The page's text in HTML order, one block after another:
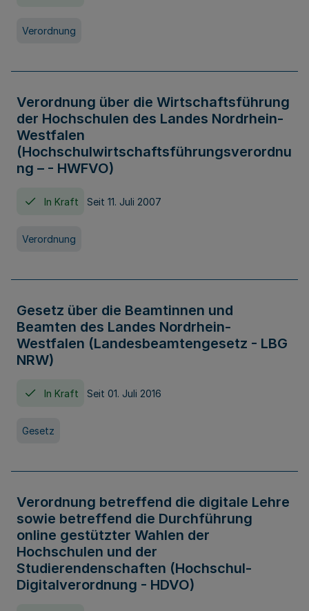
Verordnung
Verordnung über die Wirtschaftsführung
der Hochschulen des Landes Nordrhein-
Westfalen
(Hochschulwirtschaftsführungsverordnu
ng – - HWFVO)
In Kraft Seit 11. Juli 2007
Verordnung
Gesetz über die Beamtinnen und
Beamten des Landes Nordrhein-
Westfalen (Landesbeamtengesetz - LBG
NRW)
In Kraft Seit 01. Juli 2016
Gesetz
Verordnung betreffend die digitale Lehre
sowie betreffend die Durchführung
online gestützter Wahlen der
Hochschulen und der
Studierendenschaften (Hochschul-
Digitalverordnung - HDVO)